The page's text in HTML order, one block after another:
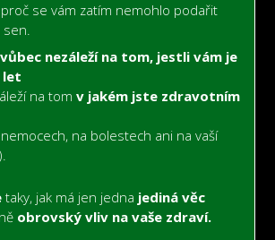
proč se vám zatím nemohlo podařit
sen.
vůbec nezáleží na tom, jestli vám je
let
na tom v jakém jste zdravotním
na bolestech ani na vaší
taky, jak má jen jedna jediná věc
obrovský vliv na vaše zdraví.